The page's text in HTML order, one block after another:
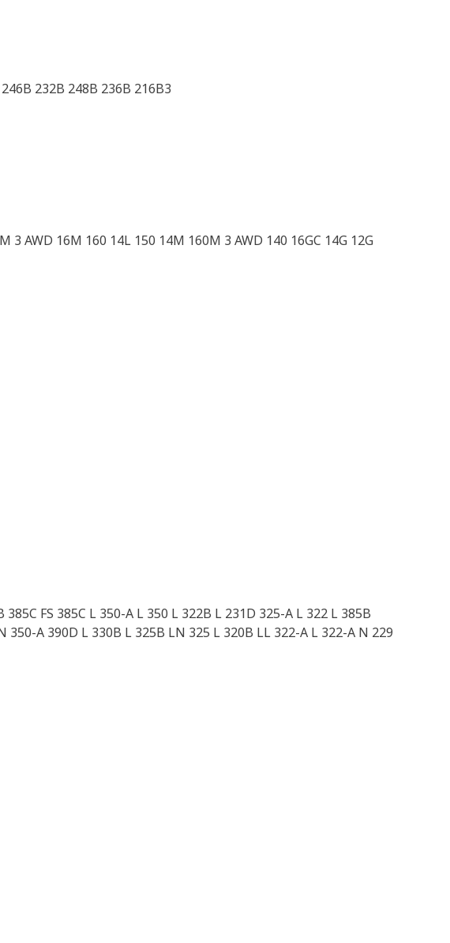
232B 248B 236B 216B3
AWD 16M 160 14L 150 14M 160M 3 AWD 140 16GC 14G 12G
FS 385C L 350-A L 350 L 322B L 231D 325-A L 322 L 385B
A 390D L 330B L 325B LN 325 L 320B LL 322-A L 322-A N 229